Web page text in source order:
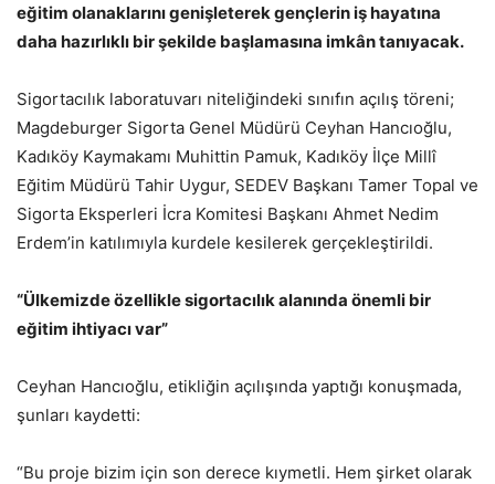
eğitim olanaklarını genişleterek gençlerin iş hayatına
daha hazırlıklı bir şekilde başlamasına imkân tanıyacak.
Sigortacılık laboratuvarı niteliğindeki sınıfın açılış töreni;
Magdeburger Sigorta Genel Müdürü Ceyhan Hancıoğlu,
Kadıköy Kaymakamı Muhittin Pamuk, Kadıköy İlçe Millî
Eğitim Müdürü Tahir Uygur, SEDEV Başkanı Tamer Topal ve
Sigorta Eksperleri İcra Komitesi Başkanı Ahmet Nedim
Erdem’in katılımıyla kurdele kesilerek gerçekleştirildi.
“Ülkemizde özellikle sigortacılık alanında önemli bir
eğitim ihtiyacı var”
Ceyhan Hancıoğlu, etikliğin açılışında yaptığı konuşmada,
şunları kaydetti:
“Bu proje bizim için son derece kıymetli. Hem şirket olarak